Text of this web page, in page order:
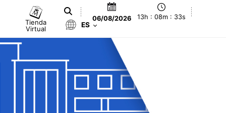
Tienda
Virtual
06/08/2026 13h : 08m : 33s
ES